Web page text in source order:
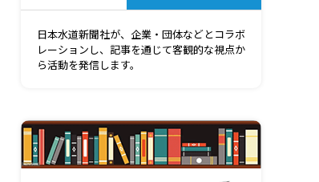
日本水道新聞社が、企業・団体などとコラボ
レーションし、記事を通じて客観的な視点か
ら活動を発信します。